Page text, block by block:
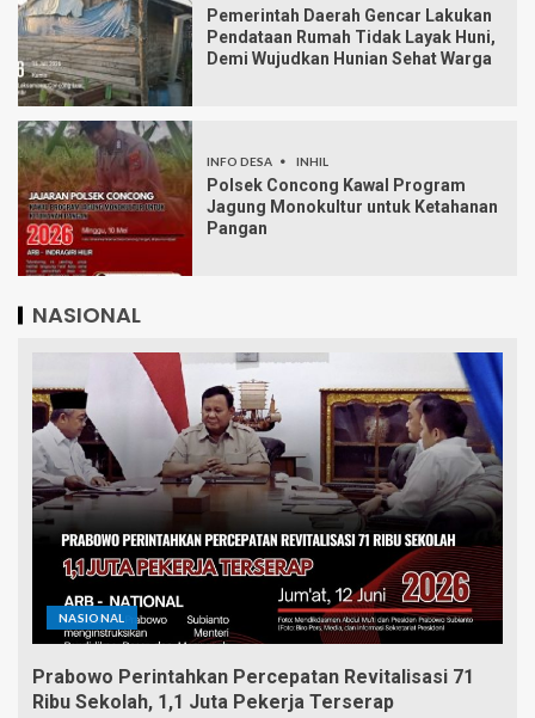
Pemerintah Daerah Gencar Lakukan
Pendataan Rumah Tidak Layak Huni,
Demi Wujudkan Hunian Sehat Warga
INFO DESA INHIL
Polsek Concong Kawal Program
Jagung Monokultur untuk Ketahanan
Pangan
NASIONAL
NASIONAL
Prabowo Perintahkan Percepatan Revitalisasi 71
Ribu Sekolah, 1,1 Juta Pekerja Terserap